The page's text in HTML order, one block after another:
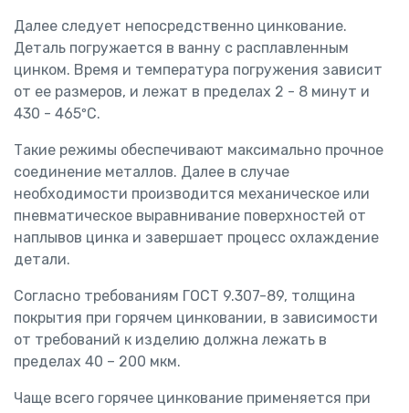
Далее следует непосредственно цинкование.
Деталь погружается в ванну с расплавленным
цинком. Время и температура погружения зависит
от ее размеров, и лежат в пределах 2 - 8 минут и
430 - 465ºС.
Такие режимы обеспечивают максимально прочное
соединение металлов. Далее в случае
необходимости производится механическое или
пневматическое выравнивание поверхностей от
наплывов цинка и завершает процесс охлаждение
детали.
Согласно требованиям ГОСТ 9.307-89, толщина
покрытия при горячем цинковании, в зависимости
от требований к изделию должна лежать в
пределах 40 – 200 мкм.
Чаще всего горячее цинкование применяется при